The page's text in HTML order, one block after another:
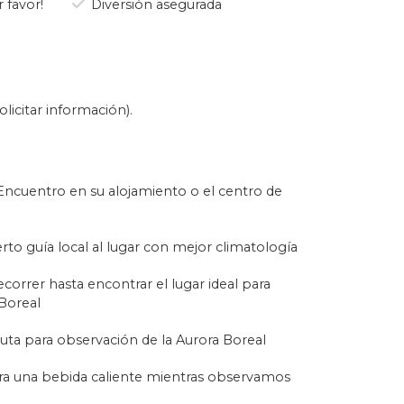
meteorológico y la
de la mágica danza de
para que te sumerjas en la
experiencia inolvidable.
de paisajes nocturnos.
más extraordinarias que el
favor! Diversión asegurada
información).
en su alojamiento o el centro de
guía local al lugar con mejor climatología
hasta encontrar el lugar ideal para
para observación de la Aurora Boreal
una bebida caliente mientras observamos